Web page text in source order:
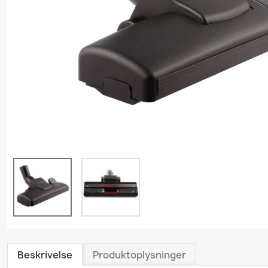
Gulvvask &
Køkkenrengøring
Personlig
Polishprodukter
Sanitetsprodukter
Træ- &
Beskrivelse Produktoplysninger